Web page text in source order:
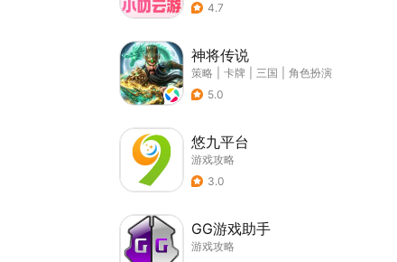
4.7
神将传说
策略 卡牌 三国
角色扮演
5.0
悠九平台
游戏攻略
3.0
GG游戏助手
游戏攻略